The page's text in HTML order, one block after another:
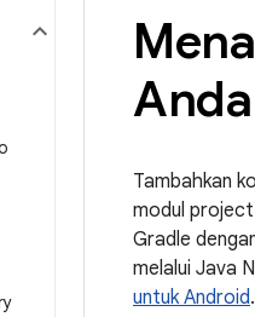
Anda
Tambahkan
modul
Gradle
melalui Java
untuk Android.